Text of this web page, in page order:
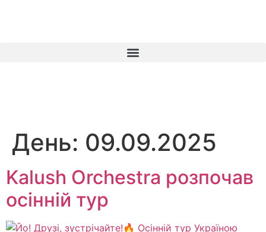
День: 09.09.2025
Kalush Orchestra розпочав
осінній тур